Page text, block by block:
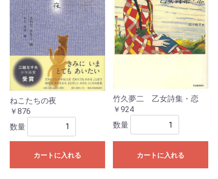
ねこたちの夜
￥876
数量
カートに入れる
竹久夢二 乙女詩集・恋
￥924
数量
カートに入れる